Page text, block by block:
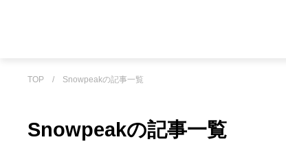
TOP / Snowpeakの記事一覧
Snowpeakの記事一覧